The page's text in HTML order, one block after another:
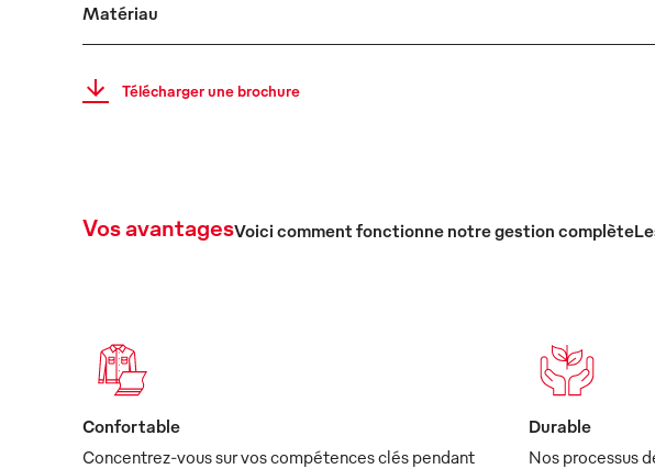
Matériau
Télécharger une brochure
Vos avantagesVoici comment fonctionne notre gestion complète
Confortable
Concentrez-vous sur vos compétences clés pendant
Durable
Nos processus